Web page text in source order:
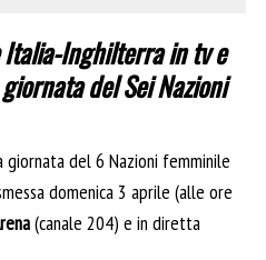
Italia-Inghilterra in tv e
del Sei Nazioni
del 6 Nazioni femminile
domenica 3 aprile (alle ore
(canale 204) e in diretta